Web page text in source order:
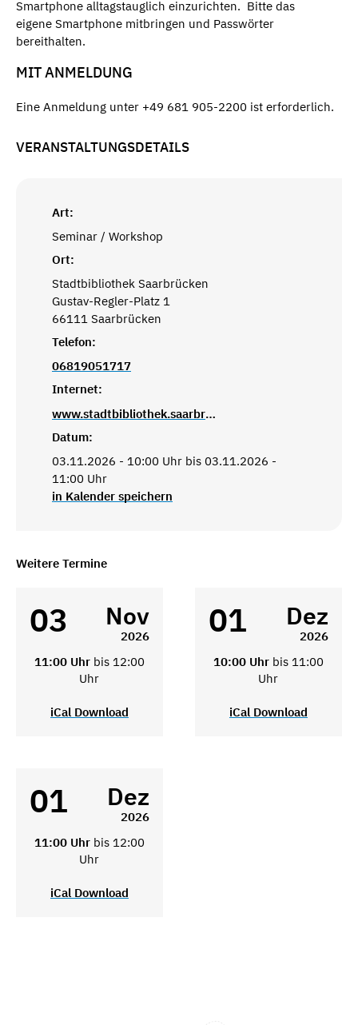
Smartphone alltagstauglich einzurichten. Bitte das
eigene Smartphone mitbringen und Passwörter
bereithalten.
MIT ANMELDUNG
Eine Anmeldung unter +49 681 905-2200 ist erforderlich.
VERANSTALTUNGSDETAILS
Art:
Seminar / Workshop
Ort:
Stadtbibliothek Saarbrücken
Gustav-Regler-Platz 1
66111 Saarbrücken
Telefon:
06819051717
Internet:
www.stadtbibliothek.saarbruecken.de
Datum:
03.11.2026 - 10:00 Uhr bis 03.11.2026 -
11:00 Uhr
in Kalender speichern
Weitere Termine
03 Nov
2026
11:00 Uhr bis 12:00
Uhr
iCal Download
01 Dez
2026
10:00 Uhr bis 11:00
Uhr
iCal Download
01 Dez
2026
11:00 Uhr bis 12:00
Uhr
iCal Download